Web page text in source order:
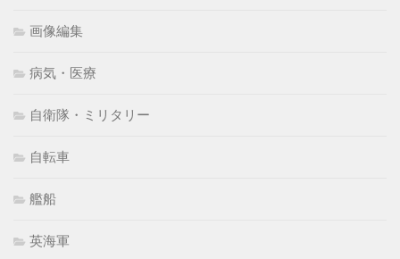
画像編集
病気・医療
自衛隊・ミリタリー
自転車
艦船
英海軍